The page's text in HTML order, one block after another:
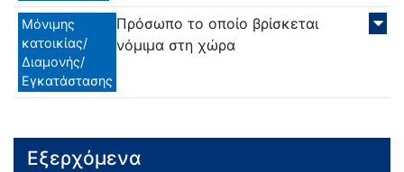
Μόνιμης
κατοικίας/
Διαμονής/
Εγκατάστασης
Πρόσωπο το οποίο βρίσκεται
νόμιμα στη χώρα
Εξερχόμενα